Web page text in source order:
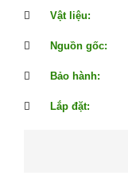
Vật liệu:
Nguồn gốc:
Bảo hành:
Lắp đặt: